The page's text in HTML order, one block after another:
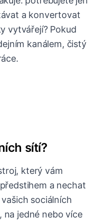
a konvertovat
vytvářejí? Pokud
kanálem, čistý
sítí?
který vám
a nechat
sociálních
jedné nebo více